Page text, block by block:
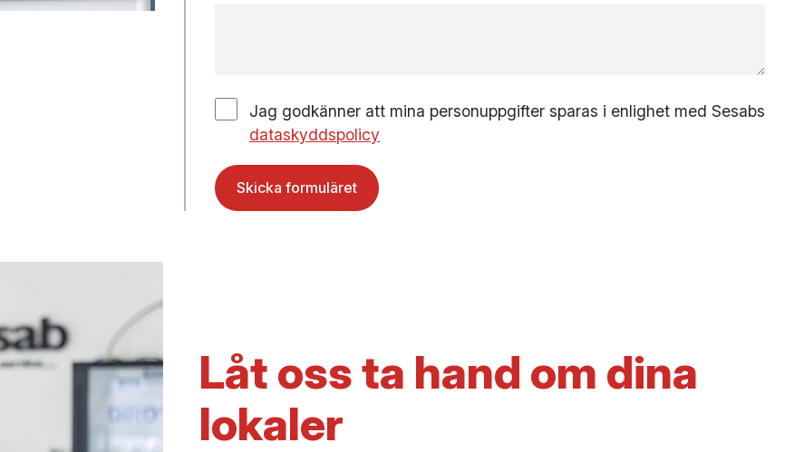
Jag godkänner att mina personuppgifter sparas i enlighet med Sesabs
dataskyddspolicy
Låt oss ta hand om dina
lokaler